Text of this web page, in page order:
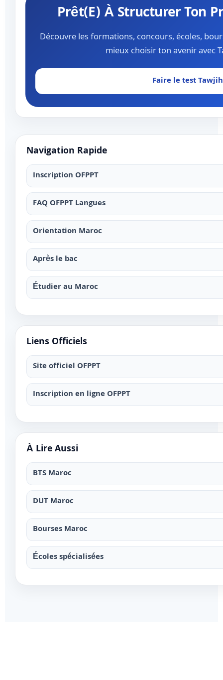
Prêt(e) À Structurer Ton
Découvre les formations, concours, écoles,
mieux choisir ton avenir avec
Faire le test Tawjih
Navigation Rapide
Inscription OFPPT
FAQ OFPPT Langues
Orientation Maroc
Après le bac
Étudier au Maroc
Liens Officiels
Site officiel OFPPT
Inscription en ligne OFPPT
À Lire Aussi
BTS Maroc
DUT Maroc
Bourses Maroc
Écoles spécialisées